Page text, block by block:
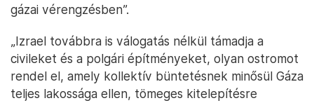
gázai vérengzésben”.
„Izrael továbbra is válogatás nélkül támadja a
civileket és a polgári építményeket, olyan ostromot
rendel el, amely kollektív büntetésnek minősül Gáza
teljes lakossága ellen, tömeges kitelepítésre